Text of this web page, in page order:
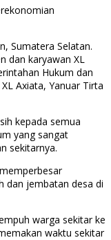
Sumatera Selatan.
dan karyawan XL
Hukum dan
Axiata, Yanuar Tirta
kepada semua
yang sangat
sekitarnya.
dan jembatan desa di
warga sekitar ke
waktu sekitar